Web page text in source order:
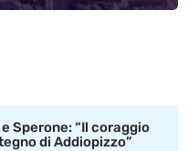
Sperone: “Il coraggio
di Addiopizzo”